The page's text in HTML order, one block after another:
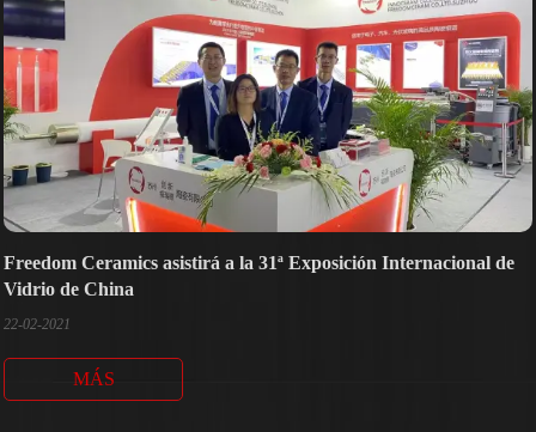
Freedom Ceramics asistirá a la 31ª Exposición Internacional de
Vidrio de China
22-02-2021
MÁS